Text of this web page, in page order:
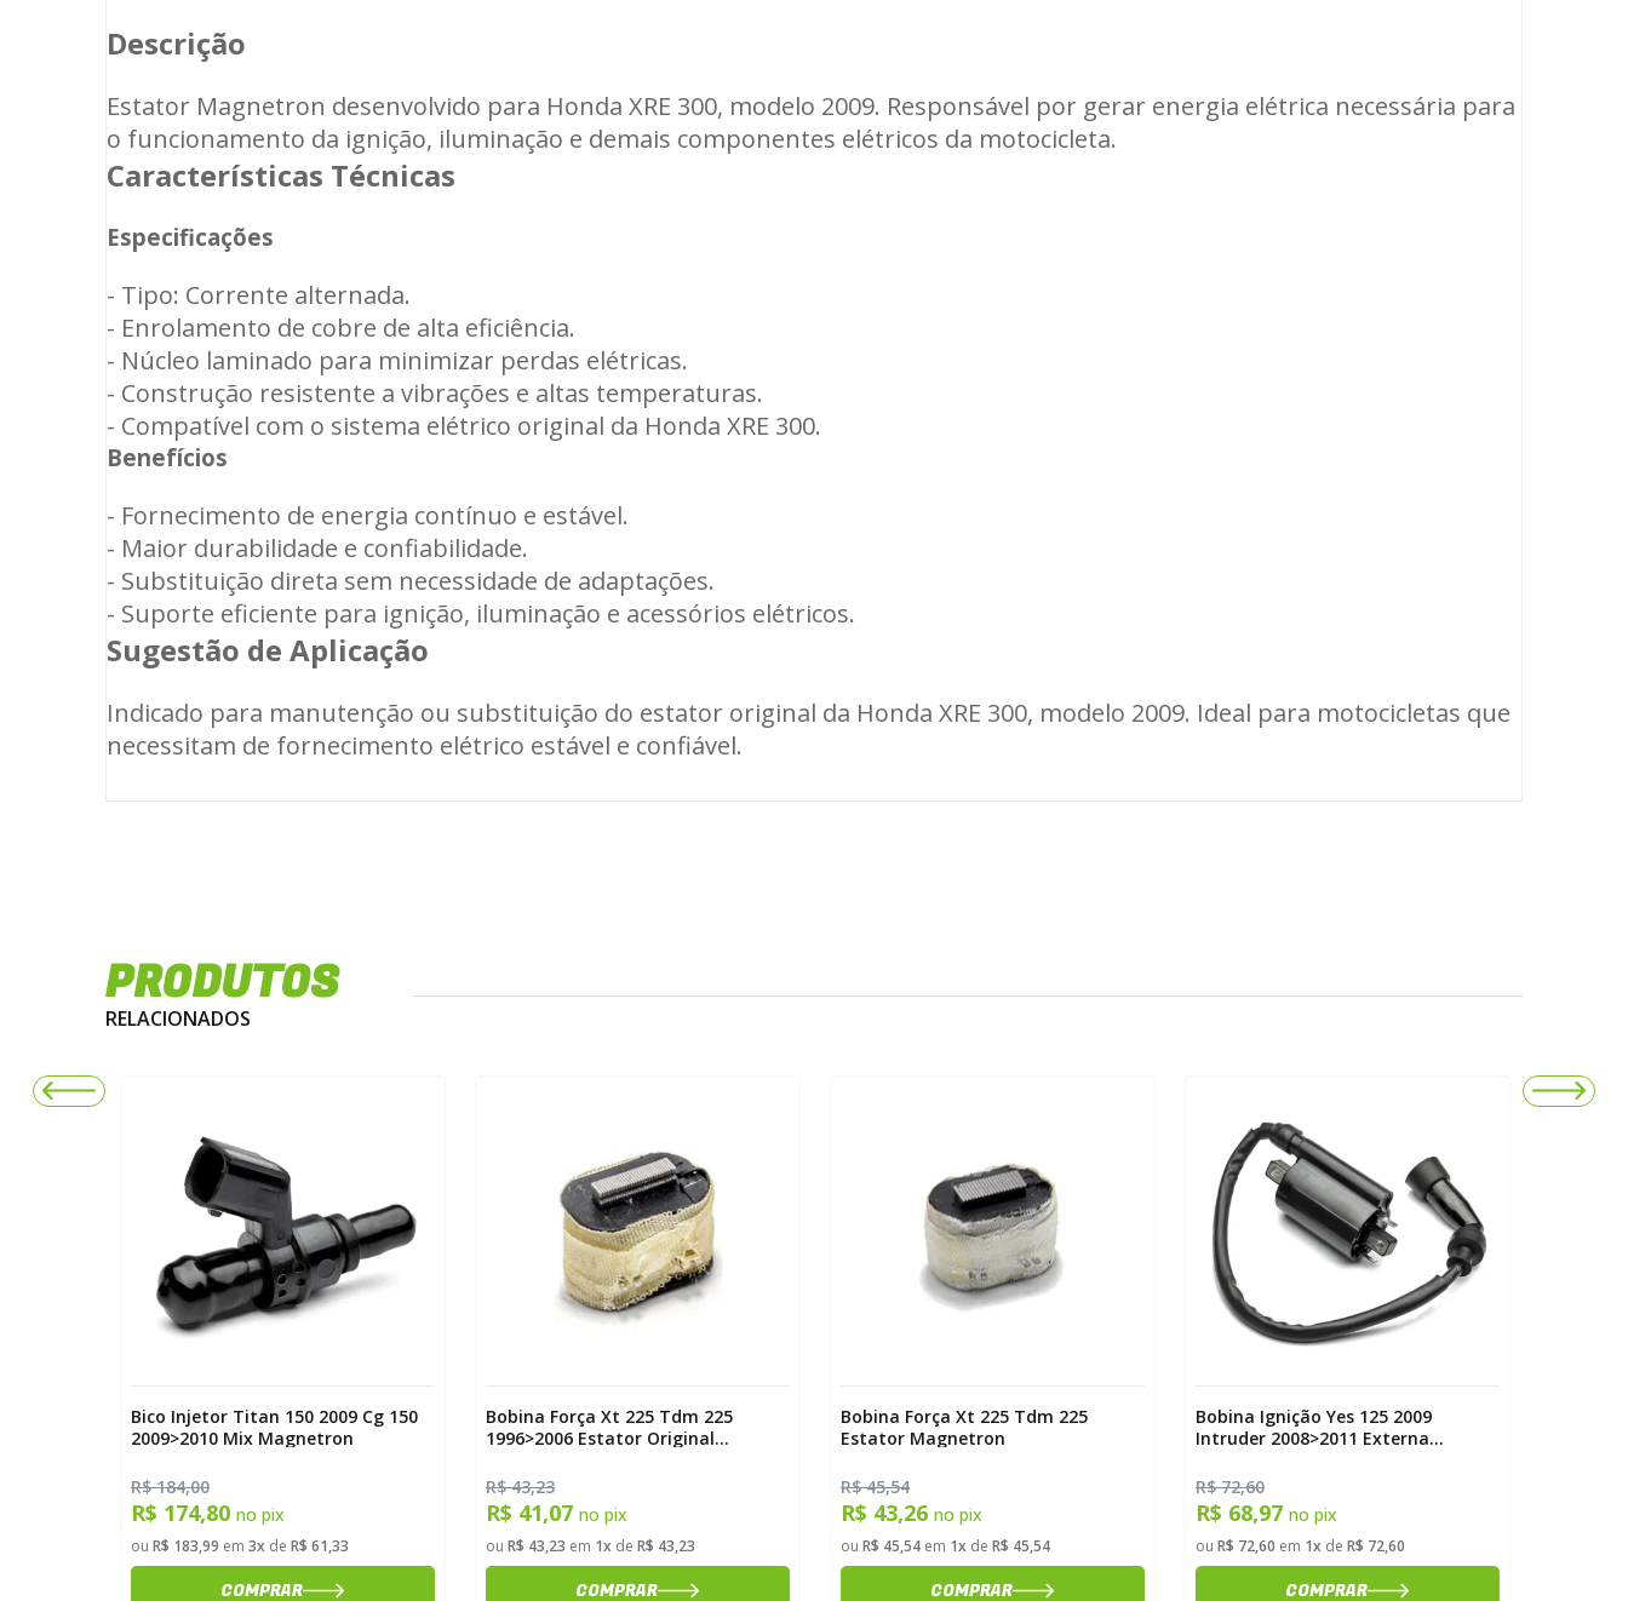
Descrição
Estator Magnetron desenvolvido para Honda XRE 300, modelo 2009. Responsável por gerar energia elétrica necessária para
o funcionamento da ignição, iluminação e demais componentes elétricos da motocicleta.
Características Técnicas
Especificações
- Tipo: Corrente alternada.
- Enrolamento de cobre de alta eficiência.
- Núcleo laminado para minimizar perdas elétricas.
- Construção resistente a vibrações e altas temperaturas.
- Compatível com o sistema elétrico original da Honda XRE 300.
Benefícios
- Fornecimento de energia contínuo e estável.
- Maior durabilidade e confiabilidade.
- Substituição direta sem necessidade de adaptações.
- Suporte eficiente para ignição, iluminação e acessórios elétricos.
Sugestão de Aplicação
Indicado para manutenção ou substituição do estator original da Honda XRE 300, modelo 2009. Ideal para motocicletas que
necessitam de fornecimento elétrico estável e confiável.
PRODUTOS
RELACIONADOS
Bico Injetor Titan 150 2009 Cg 150
2009>2010 Mix Magnetron
R$ 184,00
R$ 174,80 no pix
ou R$ 183,99 em 3xde R$ 61,33
COMPRAR
Bobina Força Xt 225 Tdm 225
1996>2006 Estator Original
R$ 43,23
R$ 41,07 no pix
ou R$ 43,23 em 1xde R$ 43,23
COMPRAR
Bobina Força Xt 225 Tdm 225
Estator Magnetron
R$ 45,54
R$ 43,26 no pix
ou R$ 45,54 em 1xde R$ 45,54
COMPRAR
Bobina Ignição Yes 125 2009
Intruder 2008>2011 Externa
R$ 72,60
R$ 68,97 no pix
ou R$ 72,60 em 1xde R$ 72,60
COMPRAR